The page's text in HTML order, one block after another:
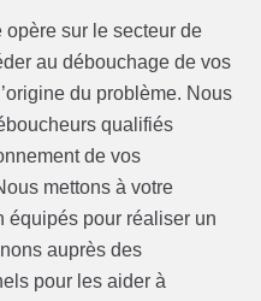
sur le secteur de
au débouchage de vos
du problème. Nous
qualifiés
de vos
mettons à votre
équipés pour réaliser un
auprès des
pour les aider à